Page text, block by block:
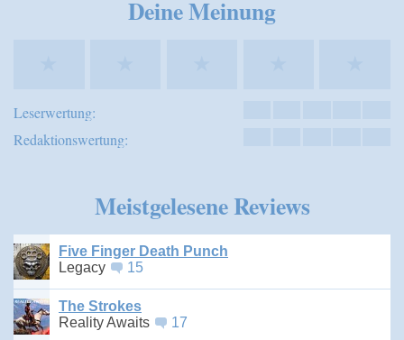
Deine Meinung
Leserwertung:
Redaktionswertung:
Meistgelesene Reviews
Five Finger Death Punch
Legacy
15
The Strokes
Reality Awaits
17